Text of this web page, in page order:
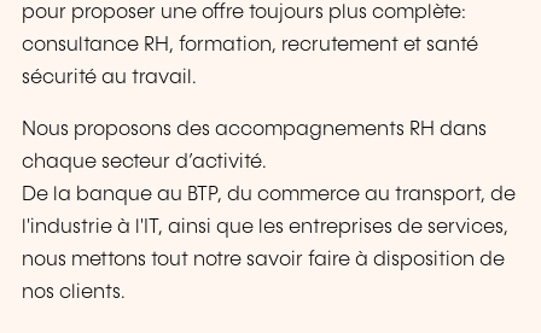
pour proposer une offre toujours plus complète:
consultance RH, formation, recrutement et santé
sécurité au travail.
Nous proposons des accompagnements RH dans
chaque secteur d’activité.
De la banque au BTP, du commerce au transport, de
l'industrie à l'IT, ainsi que les entreprises de services,
nous mettons tout notre savoir faire à disposition de
nos clients.